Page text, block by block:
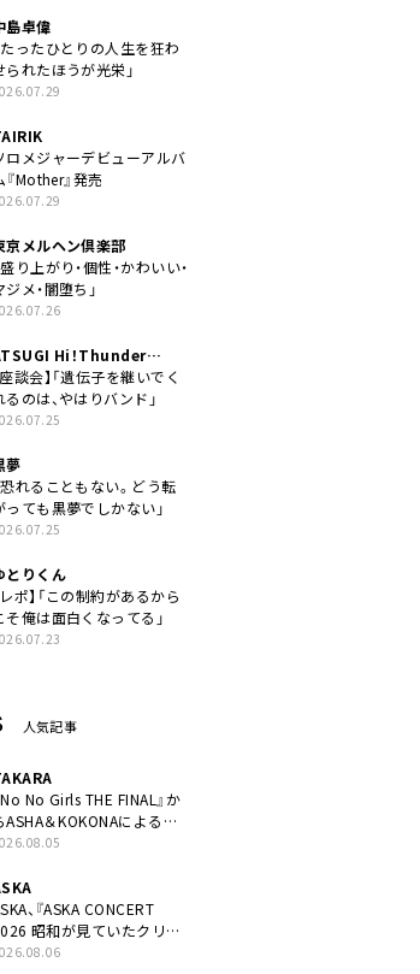
島卓偉
たったひとりの人生を狂わ
られたほうが光栄」
ロメジャーデビューアルバ
『Mother』発売
京メルヘン倶楽部
盛り上がり・個性・かわいい・
ジメ・闇堕ち」
Hi！Thunder
Festival
座談会】「遺伝子を継いでく
るのは、やはりバンド」
夢
恐れることもない。どう転
っても黒夢でしかない」
とりくん
レポ】「この制約があるから
そ俺は面白くなってる」
人気記事
No No Girls THE FINAL』か
ASHA＆KOKONAによるユ
ット・TAKARAがデビュー
、『ASKA CONCERT
昭和が見ていたクリス
ス!? 』発売＆上映決定